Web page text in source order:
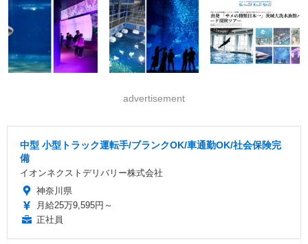
advertisement
中型 小型トラック運転手/ブランクOK/車通勤OK/社会保険完
備
イオンネクストデリバリー株式会社
神奈川県
月給25万9,595円～
正社員